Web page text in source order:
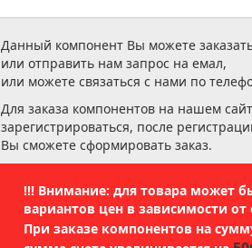
Данный компонент Вы можете
или отправить нам запрос на емал,
или можете связаться с нами по
Для заказа компонентов на нашем
зарегистрироваться, после
Вы сможете сформировать заказ.
!!! Внимание: для товара может
вариантов цен в зависимости от
При заказе компонентов на